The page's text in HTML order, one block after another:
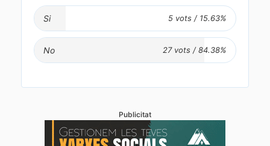
Si
No
Publicitat